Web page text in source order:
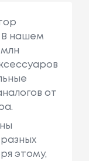
В нашем
от
этому,